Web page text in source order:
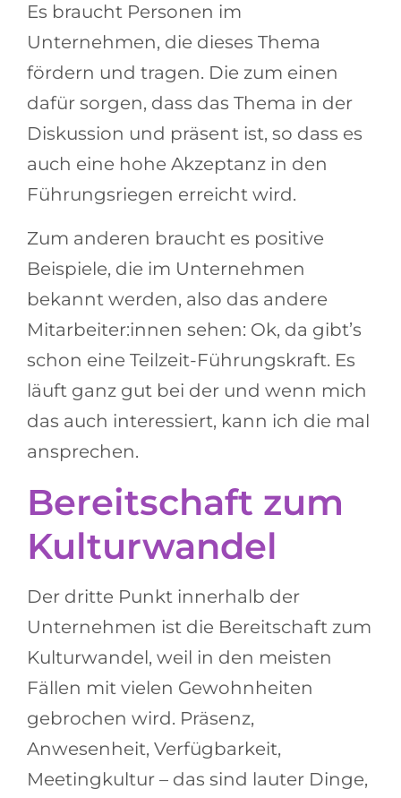
Es braucht Personen im
Unternehmen, die dieses Thema
fördern und tragen. Die zum einen
dafür sorgen, dass das Thema in der
Diskussion und präsent ist, so dass es
auch eine hohe Akzeptanz in den
Führungsriegen erreicht wird.
Zum anderen braucht es positive
Beispiele, die im Unternehmen
bekannt werden, also das andere
Mitarbeiter:innen sehen: Ok, da gibt’s
schon eine Teilzeit-Führungskraft. Es
läuft ganz gut bei der und wenn mich
das auch interessiert, kann ich die mal
ansprechen.
Bereitschaft zum
Kulturwandel
Der dritte Punkt innerhalb der
Unternehmen ist die Bereitschaft zum
Kulturwandel, weil in den meisten
Fällen mit vielen Gewohnheiten
gebrochen wird. Präsenz,
Anwesenheit, Verfügbarkeit,
Meetingkultur – das sind lauter Dinge,